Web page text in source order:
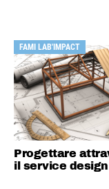
FAMI LAB'IMPACT
Progettare
il service design